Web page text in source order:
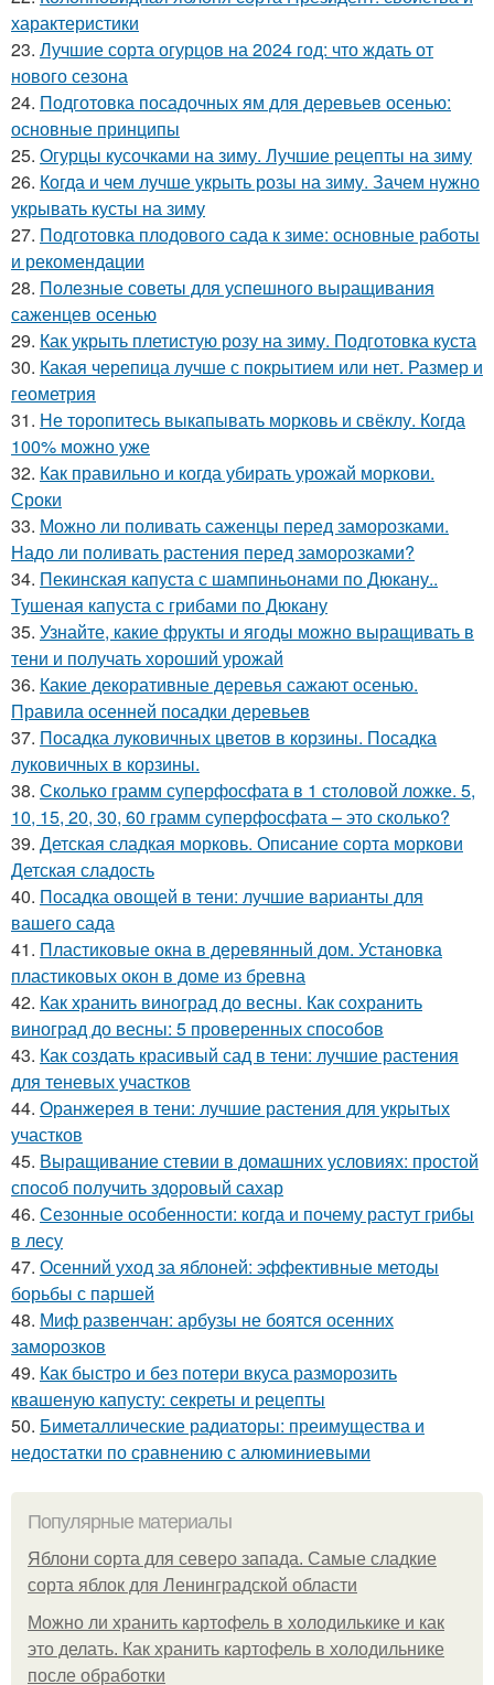
характеристики
23. Лучшие сорта огурцов на 2024 год: что ждать от
нового сезона
24. Подготовка посадочных ям для деревьев осенью:
основные принципы
25. Огурцы кусочками на зиму. Лучшие рецепты на зиму
26. Когда и чем лучше укрыть розы на зиму. Зачем нужно
укрывать кусты на зиму
27. Подготовка плодового сада к зиме: основные работы
и рекомендации
28. Полезные советы для успешного выращивания
саженцев осенью
29. Как укрыть плетистую розу на зиму. Подготовка куста
30. Какая черепица лучше с покрытием или нет. Размер и
геометрия
31. Не торопитесь выкапывать морковь и свёклу. Когда
100% можно уже
32. Как правильно и когда убирать урожай моркови.
Сроки
33. Можно ли поливать саженцы перед заморозками.
Надо ли поливать растения перед заморозками?
34. Пекинская капуста с шампиньонами по Дюкану..
Тушеная капуста с грибами по Дюкану
35. Узнайте, какие фрукты и ягоды можно выращивать в
тени и получать хороший урожай
36. Какие декоративные деревья сажают осенью.
Правила осенней посадки деревьев
37. Посадка луковичных цветов в корзины. Посадка
луковичных в корзины.
38. Сколько грамм суперфосфата в 1 столовой ложке. 5,
10, 15, 20, 30, 60 грамм суперфосфата – это сколько?
39. Детская сладкая морковь. Описание сорта моркови
Детская сладость
40. Посадка овощей в тени: лучшие варианты для
вашего сада
41. Пластиковые окна в деревянный дом. Установка
пластиковых окон в доме из бревна
42. Как хранить виноград до весны. Как сохранить
виноград до весны: 5 проверенных способов
43. Как создать красивый сад в тени: лучшие растения
для теневых участков
44. Оранжерея в тени: лучшие растения для укрытых
участков
45. Выращивание стевии в домашних условиях: простой
способ получить здоровый сахар
46. Сезонные особенности: когда и почему растут грибы
в лесу
47. Осенний уход за яблоней: эффективные методы
борьбы с паршей
48. Миф развенчан: арбузы не боятся осенних
заморозков
49. Как быстро и без потери вкуса разморозить
квашеную капусту: секреты и рецепты
50. Биметаллические радиаторы: преимущества и
недостатки по сравнению с алюминиевыми
Популярные материалы
Яблони сорта для северо запада. Самые сладкие
сорта яблок для Ленинградской области
Можно ли хранить картофель в холодилькике и как
это делать. Как хранить картофель в холодильнике
после обработки